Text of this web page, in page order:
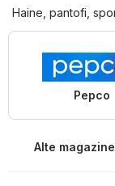
Haine, pantofi,
Pepco
Alte